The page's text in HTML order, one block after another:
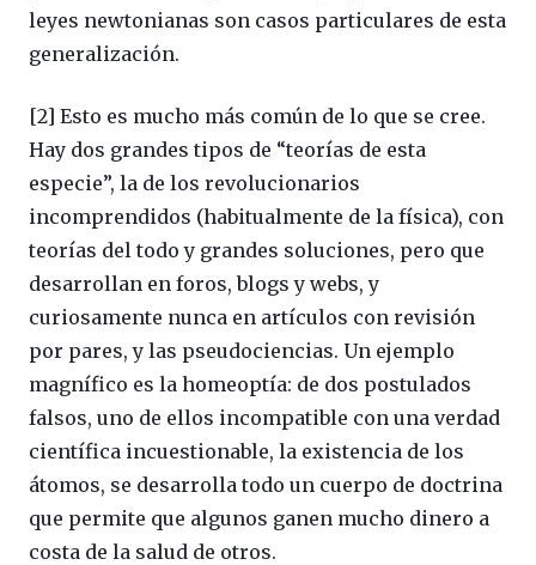
leyes newtonianas son casos particulares de esta
generalización.
[2] Esto es mucho más común de lo que se cree.
Hay dos grandes tipos de “teorías de esta
especie”, la de los revolucionarios
incomprendidos (habitualmente de la física), con
teorías del todo y grandes soluciones, pero que
desarrollan en foros, blogs y webs, y
curiosamente nunca en artículos con revisión
por pares, y las pseudociencias. Un ejemplo
magnífico es la homeoptía: de dos postulados
falsos, uno de ellos incompatible con una verdad
científica incuestionable, la existencia de los
átomos, se desarrolla todo un cuerpo de doctrina
que permite que algunos ganen mucho dinero a
costa de la salud de otros.